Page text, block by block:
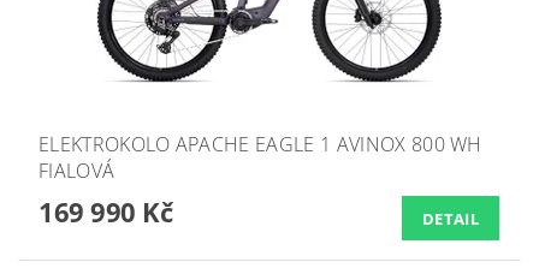
ELEKTROKOLO APACHE EAGLE 1 AVINOX 800 WH
FIALOVÁ
169 990 Kč DETAIL